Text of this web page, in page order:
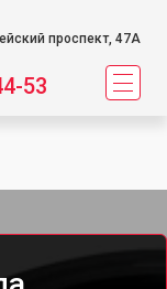
проспект, 47А
53